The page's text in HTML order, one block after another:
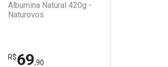
Albumina Natural 420g -
Naturovos
R$69,90